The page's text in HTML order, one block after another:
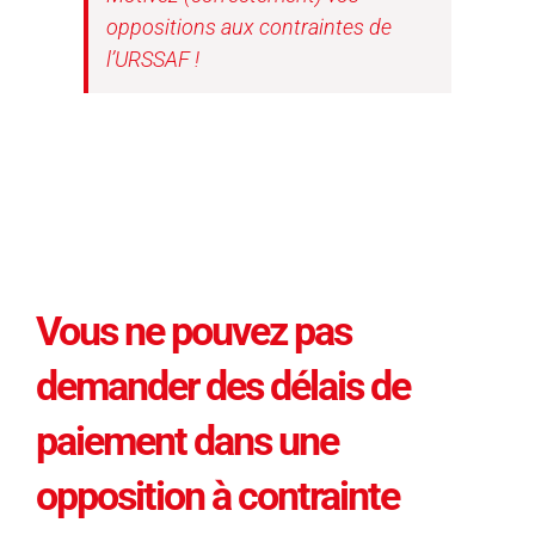
oppositions aux contraintes de
l’URSSAF !
Vous ne pouvez pas
demander des délais de
paiement dans une
opposition à contrainte